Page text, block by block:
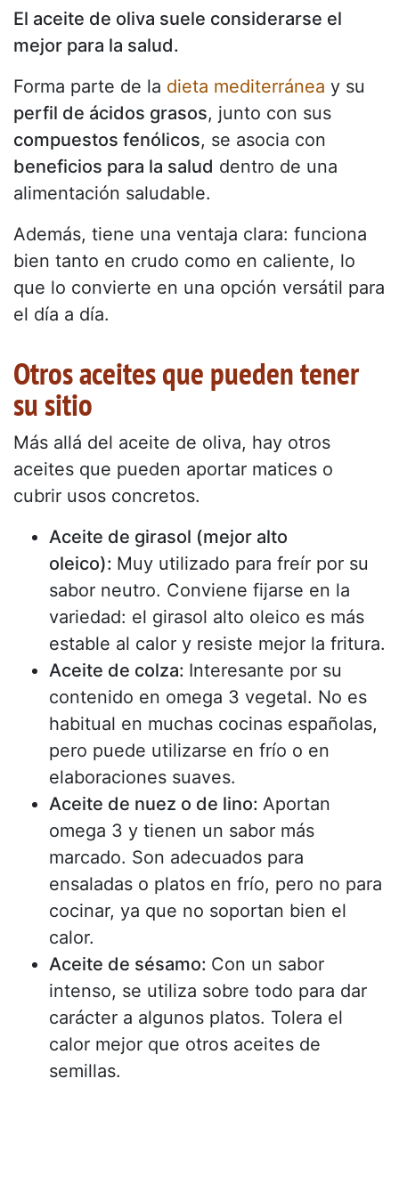
El aceite de oliva suele considerarse el
mejor para la salud.
Forma parte de la dieta mediterránea y su
perfil de ácidos grasos, junto con sus
compuestos fenólicos, se asocia con
beneficios para la salud dentro de una
alimentación saludable.
Además, tiene una ventaja clara: funciona
bien tanto en crudo como en caliente, lo
que lo convierte en una opción versátil para
el día a día.
Otros aceites que pueden tener
su sitio
Más allá del aceite de oliva, hay otros
aceites que pueden aportar matices o
cubrir usos concretos.
Aceite de girasol (mejor alto
oleico): Muy utilizado para freír por su
sabor neutro. Conviene fijarse en la
variedad: el girasol alto oleico es más
estable al calor y resiste mejor la fritura.
Aceite de colza: Interesante por su
contenido en omega 3 vegetal. No es
habitual en muchas cocinas españolas,
pero puede utilizarse en frío o en
elaboraciones suaves.
Aceite de nuez o de lino: Aportan
omega 3 y tienen un sabor más
marcado. Son adecuados para
ensaladas o platos en frío, pero no para
cocinar, ya que no soportan bien el
calor.
Aceite de sésamo: Con un sabor
intenso, se utiliza sobre todo para dar
carácter a algunos platos. Tolera el
calor mejor que otros aceites de
semillas.